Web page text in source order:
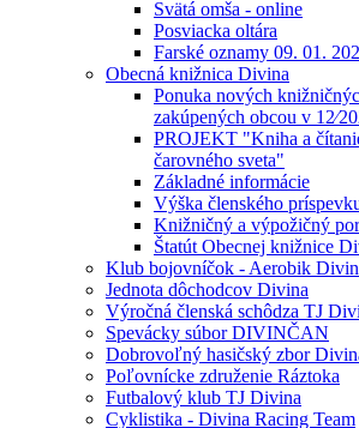
Svätá omša - online
Posviacka oltára
Farské oznamy 09. 01.
Obecná knižnica Divina
Ponuka nových
zakúpených obcou v
PROJEKT "Kniha a
čarovného sveta"
Základné informácie
Výška členského
Knižničný a výpožičný
Štatút Obecnej knižnice
Klub bojovníčok - Aerobik
Jednota dôchodcov Divina
Výročná členská schôdza TJ
Spevácky súbor DIVINČAN
Dobrovoľný hasičský zbor
Poľovnícke združenie Ráztoka
Futbalový klub TJ Divina
Cyklistika - Divina Racing Team